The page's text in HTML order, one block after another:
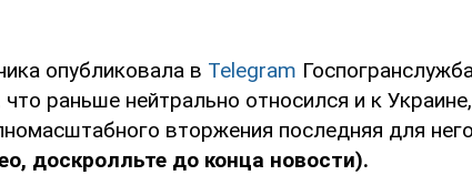
опубликовала в Telegram
раньше нейтрально относился и к
вторжения последняя для
доскролльте до конца новости).